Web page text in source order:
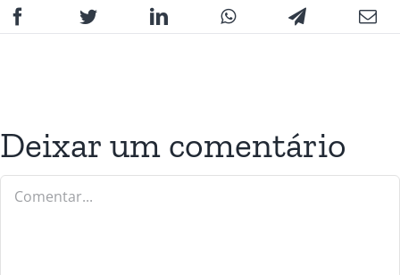
Deixar um comentário